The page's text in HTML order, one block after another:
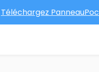
Téléchargez